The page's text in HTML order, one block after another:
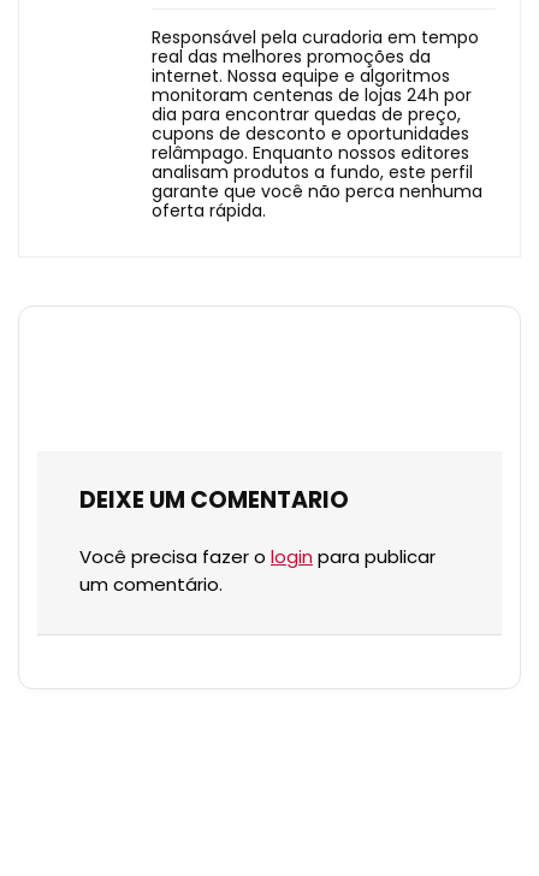
Responsável pela curadoria em tempo
real das melhores promoções da
internet. Nossa equipe e algoritmos
monitoram centenas de lojas 24h por
dia para encontrar quedas de preço,
cupons de desconto e oportunidades
relâmpago. Enquanto nossos editores
analisam produtos a fundo, este perfil
garante que você não perca nenhuma
oferta rápida.
DEIXE UM COMENTARIO
Você precisa fazer o login para publicar
um comentário.